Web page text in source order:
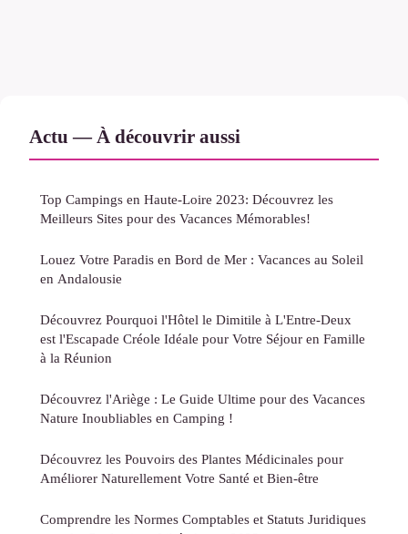
Actu — À découvrir aussi
Top Campings en Haute-Loire 2023: Découvrez les
Meilleurs Sites pour des Vacances Mémorables!
Louez Votre Paradis en Bord de Mer : Vacances au Soleil
en Andalousie
Découvrez Pourquoi l'Hôtel le Dimitile à L'Entre-Deux
est l'Escapade Créole Idéale pour Votre Séjour en Famille
à la Réunion
Découvrez l'Ariège : Le Guide Ultime pour des Vacances
Nature Inoubliables en Camping !
Découvrez les Pouvoirs des Plantes Médicinales pour
Améliorer Naturellement Votre Santé et Bien-être
Comprendre les Normes Comptables et Statuts Juridiques